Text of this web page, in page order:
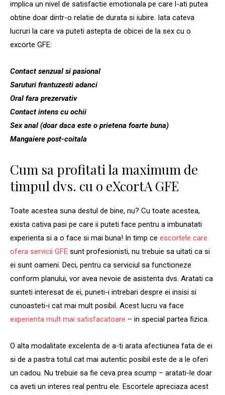
implica un nivel de satisfactie emotionala pe care l-ati putea
obtine doar dintr-o relatie de durata si iubire. Iata cateva
lucruri la care va puteti astepta de obicei de la sex cu o
excorte GFE:
Contact senzual si pasional
Saruturi frantuzesti adanci
Oral fara prezervativ
Contact intens cu ochii
Sex anal (doar daca este o prietena foarte buna)
Mangaiere post-coitala
Cum sa profitati la maximum de
timpul dvs. cu o eXcortA GFE
Toate acestea suna destul de bine, nu? Cu toate acestea,
exista cativa pasi pe care ii puteti face pentru a imbunatati
experienta si a o face si mai buna! In timp ce escortele care
ofera servicii GFE sunt profesionisti, nu trebuie sa uitati ca si
ei sunt oameni. Deci, pentru ca serviciul sa functioneze
conform planului, vor avea nevoie de asistenta dvs. Aratati ca
sunteti interesat de ei, puneti-i intrebari despre ei insisi si
cunoasteti-i cat mai mult posibil. Acest lucru va face
experienta mult mai satisfacatoare – in special partea fizica.
O alta modalitate excelenta de a-ti arata afectiunea fata de ei
si de a pastra totul cat mai autentic posibil este de a le oferi
un cadou. Nu trebuie sa fie ceva prea scump – aratati-le doar
ca aveti un interes real pentru ele. Escortele apreciaza acest